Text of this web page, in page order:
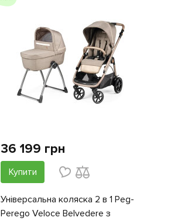
36 199 грн
Купити
Універсальна коляска 2 в 1 Peg-
Perego Veloce Belvedere з